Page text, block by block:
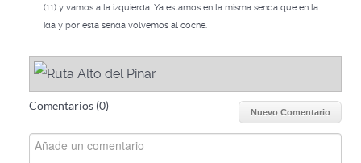
(11) y vamos a la izquierda. Ya estamos en la misma senda que en la
ida y por esta senda volvemos al coche.
Comentarios (0) Nuevo Comentario